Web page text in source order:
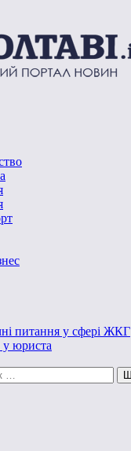
новин
питання у сфері ЖКГ
у юриста